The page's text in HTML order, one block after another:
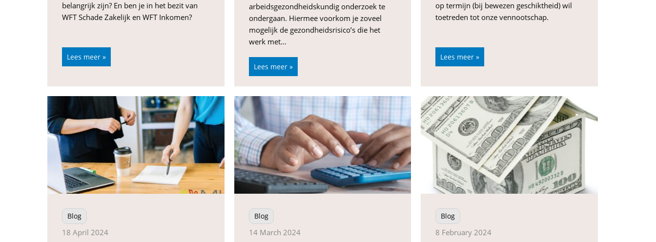
belangrijk zijn? En ben je in het bezit van
WFT Schade Zakelijk en WFT Inkomen?
Lees meer »
arbeidsgezondheidskundig onderzoek te
ondergaan. Hiermee voorkom je zoveel
mogelijk de gezondheidsrisico’s die het
werk met…
Lees meer »
op termijn (bij bewezen geschiktheid) wil
toetreden tot onze vennootschap.
Lees meer »
Blog
18 April 2024
Blog
14 March 2024
Blog
8 February 2024